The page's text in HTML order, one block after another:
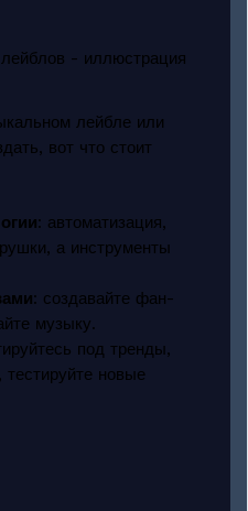
лейбле или
вот что стоит
: автоматизация,
а инструменты
: создавайте фан-
музыку.
под тренды,
тестируйте новые